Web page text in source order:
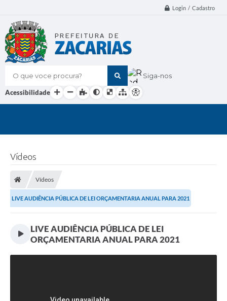
Login / Cadastro
O que voce procura? Siga-nos
Acessibilidade
Vídeos
Vídeos
LIVE AUDIÊNCIA PÚBLICA DE LEI ORÇAMENTARIA ANUAL PARA 2021
LIVE AUDIÊNCIA PÚBLICA DE LEI
ORÇAMENTARIA ANUAL PARA 2021